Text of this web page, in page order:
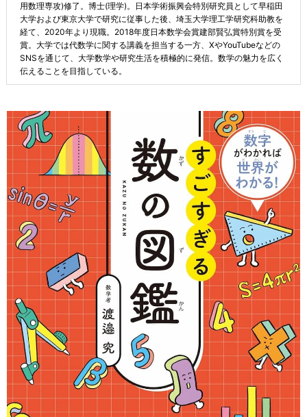
用数理専攻)修了。博士(理学)。日本学術振興会特別研究員として早稲田
大学および東京大学で研究に従事した後、埼玉大学理工学研究科助教を
経て、2020年より現職。2018年度日本数学会賞建部賢弘賞特別賞を受
賞。大学では代数学に関する講義を担当する一方、XやYouTubeなどの
SNSを通じて、大学数学や研究生活を積極的に発信。数学の魅力を広く
伝えることを目指している。